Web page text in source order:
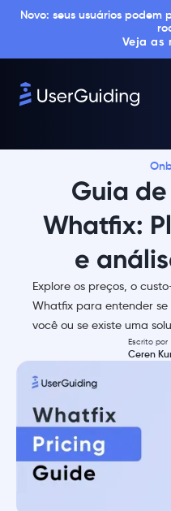
Novo: seus usuários
Veja as
Guia
Whatfix:
e
Explore os preços, o
Whatfix para entender
você ou se existe uma
Escrito por
Ceren